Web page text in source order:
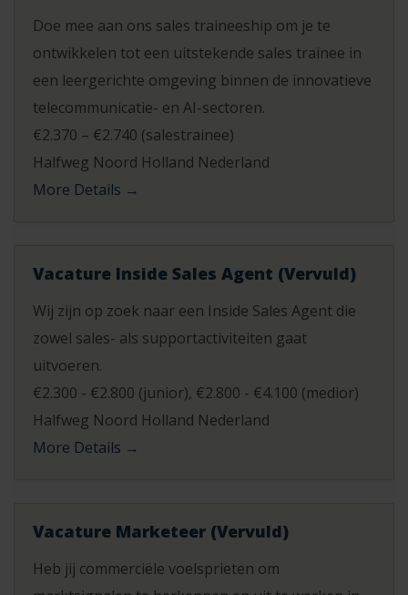
Doe mee aan ons sales traineeship om je te
ontwikkelen tot een uitstekende sales trainee in
een leergerichte omgeving binnen de innovatieve
telecommunicatie- en AI-sectoren.
€2.370 – €2.740 (salestrainee)
Halfweg Noord Holland Nederland
More Details
Vacature Inside Sales Agent (Vervuld)
Wij zijn op zoek naar een Inside Sales Agent die
zowel sales- als supportactiviteiten gaat
uitvoeren.
€2.300 - €2.800 (junior) €2.800 - €4.100 (medior)
Halfweg Noord Holland Nederland
More Details
Vacature Marketeer (Vervuld)
Heb jij commerciële voelsprieten om